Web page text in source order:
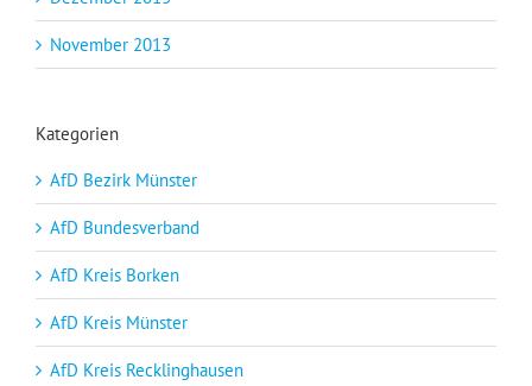
November 2013
Kategorien
AfD Bezirk Münster
AfD Bundesverband
AfD Kreis Borken
AfD Kreis Münster
AfD Kreis Recklinghausen